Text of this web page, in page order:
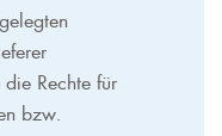
Rechte für
bzw.